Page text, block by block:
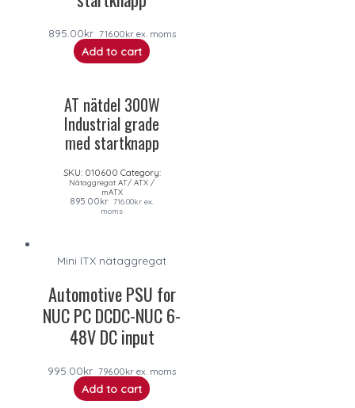
895.00kr 716.00krex. moms
Add to cart
AT nätdel 300W
Industrial grade
med startknapp
SKU: 010600 Category:
Nätaggregat AT/ ATX /
mATX
895.00kr 716.00kr ex.
moms
Mini ITX nätaggregat
Automotive PSU for
NUC PC DCDC-NUC 6-
48V DC input
995.00kr 796.00kr ex. moms
Add to cart